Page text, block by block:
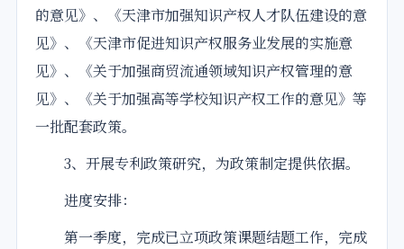
的意见》、《天津市加强知识产权人才队伍建设的意
见》、《天津市促进知识产权服务业发展的实施意
见》、《关于加强商贸流通领域知识产权管理的意
见》、《关于加强高等学校知识产权工作的意见》等
一批配套政策。
3、开展专利政策研究，为政策制定提供依据。
进度安排：
第一季度，完成已立项政策课题结题工作，完成